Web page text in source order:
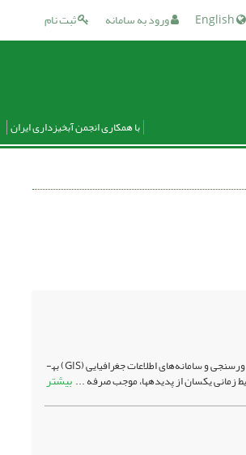
ثبت نام ورود به سامانه
با همکاری انجمن آبخیزداری ایران
شوری و شور شدن خاک یکی از مشکلات رو به افزایش در مناطق خشک و نیمه خشک است. در سال­های اخیر استفاده از روش­های دورسنجی ­و سامانه‌های اطلاعات جغرافیایی (GIS) به­
زمانی یک­سان از پدیده­ها، موجب صرفه­ ...بیشتر